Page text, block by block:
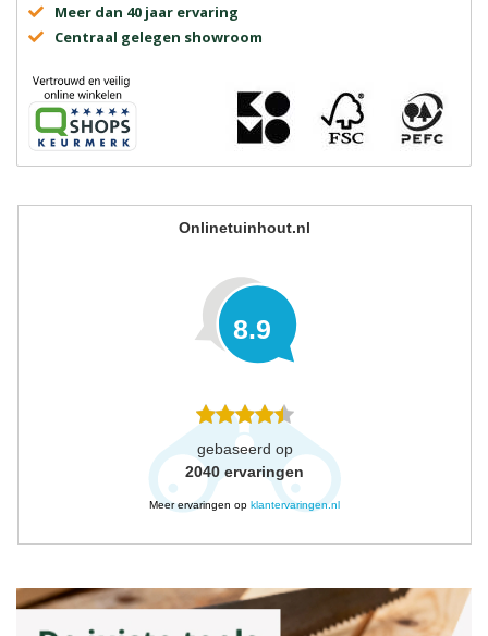
Meer dan 40 jaar ervaring
Centraal gelegen showroom
Onlinetuinhout.nl
8.9
gebaseerd op
2040 ervaringen
Meer ervaringen op klantervaringen.nl